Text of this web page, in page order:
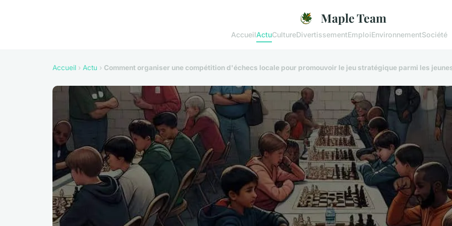
Maple Team
AccueilActuCultureDivertissementEmploiEnvironnementSociété
Accueil › Actu › Comment organiser une compétition d'échecs locale pour promouvoir le jeu stratégique parmi les